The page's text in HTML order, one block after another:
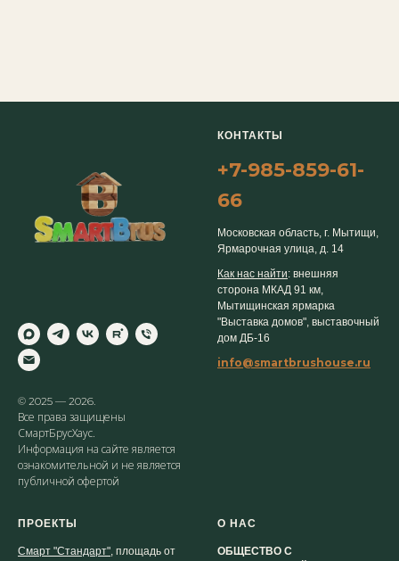
© 2025 — 2026.
Все права защищены
СмартБрусХаус.
Информация на сайте является
ознакомительной и не является
публичной офертой
КОНТАКТЫ
+7-985-859-61-
66
Московская область, г. Мытищи,
Ярмарочная улица, д. 14
Как нас найти: внешняя
сторона МКАД 91 км,
Мытищинская ярмарка
"Выставка домов", выставочный
дом ДБ-16
info@smartbrushouse.ru
ПРОЕКТЫ
Смарт "Стандарт", площадь от
О НАС
ОБЩЕСТВО С